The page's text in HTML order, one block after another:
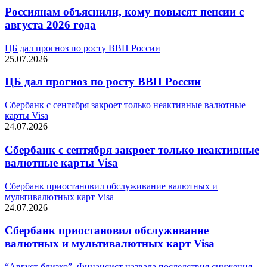
Россиянам объяснили, кому повысят пенсии с
августа 2026 года
ЦБ дал прогноз по росту ВВП России
25.07.2026
ЦБ дал прогноз по росту ВВП России
Сбербанк с сентября закроет только неактивные валютные
карты Visa
24.07.2026
Сбербанк с сентября закроет только неактивные
валютные карты Visa
Сбербанк приостановил обслуживание валютных и
мультивалютных карт Visa
24.07.2026
Сбербанк приостановил обслуживание
валютных и мультивалютных карт Visa